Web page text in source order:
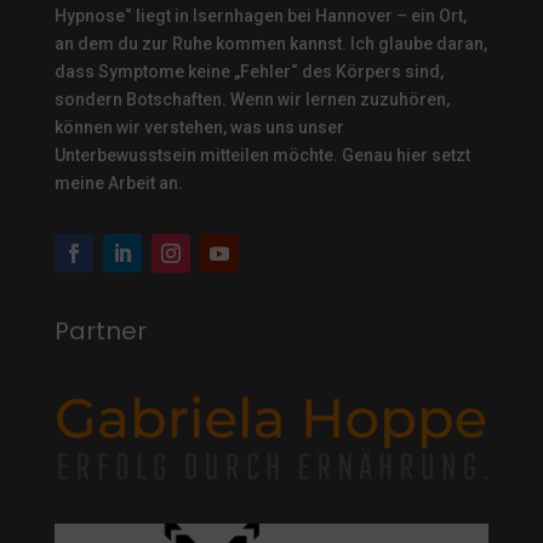
Hypnose“ liegt in Isernhagen bei Hannover – ein Ort,
an dem du zur Ruhe kommen kannst. Ich glaube daran,
dass Symptome keine „Fehler“ des Körpers sind,
sondern Botschaften. Wenn wir lernen zuzuhören,
können wir verstehen, was uns unser
Unterbewusstsein mitteilen möchte. Genau hier setzt
meine Arbeit an.
Partner